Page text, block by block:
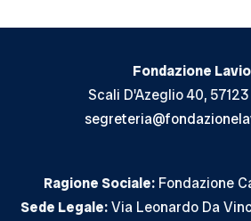
Fondazione
Scali D'Azeglio 40,
Ragione Sociale:Fondazione
Sede Legale:Via Leonardo Da